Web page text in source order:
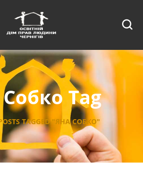
Tag
TAGGED "ЯНА СОБКО"